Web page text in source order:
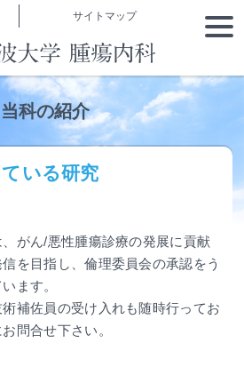
サイトマップ
当科の紹介
いる研究
がん/悪性腫瘍診療の発展に貢献
を目指し、倫理委員会の承認をう
ます。
補佐員の受け入れも随時行ってお
問合せ下さい。